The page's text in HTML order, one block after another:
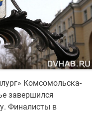
Комсомольска-
завершился
Финалисты в